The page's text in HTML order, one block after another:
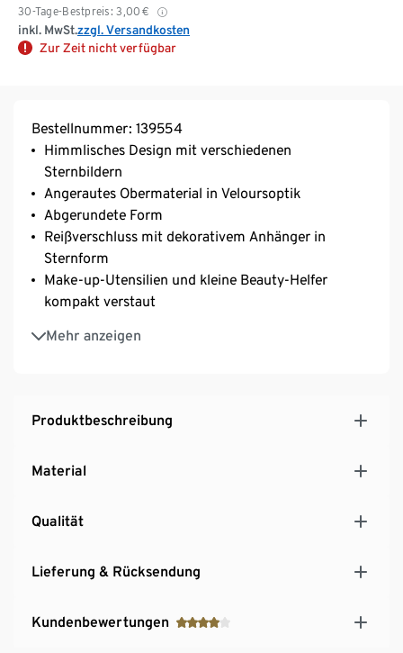
30-Tage-Bestpreis: 3,00 €
inkl. MwSt.zzgl. Versandkosten
Zur Zeit nicht verfügbar
Bestellnummer: 139554
Himmlisches Design mit verschiedenen
Sternbildern
Angerautes Obermaterial in Veloursoptik
Abgerundete Form
Reißverschluss mit dekorativem Anhänger in
Sternform
Make-up-Utensilien und kleine Beauty-Helfer
kompakt verstaut
Mehr anzeigen
Ideal auch auf Reisen als Ergänzung zur
Kulturtasche
Produktbeschreibung
Material
Qualität
Lieferung & Rücksendung
Kundenbewertungen